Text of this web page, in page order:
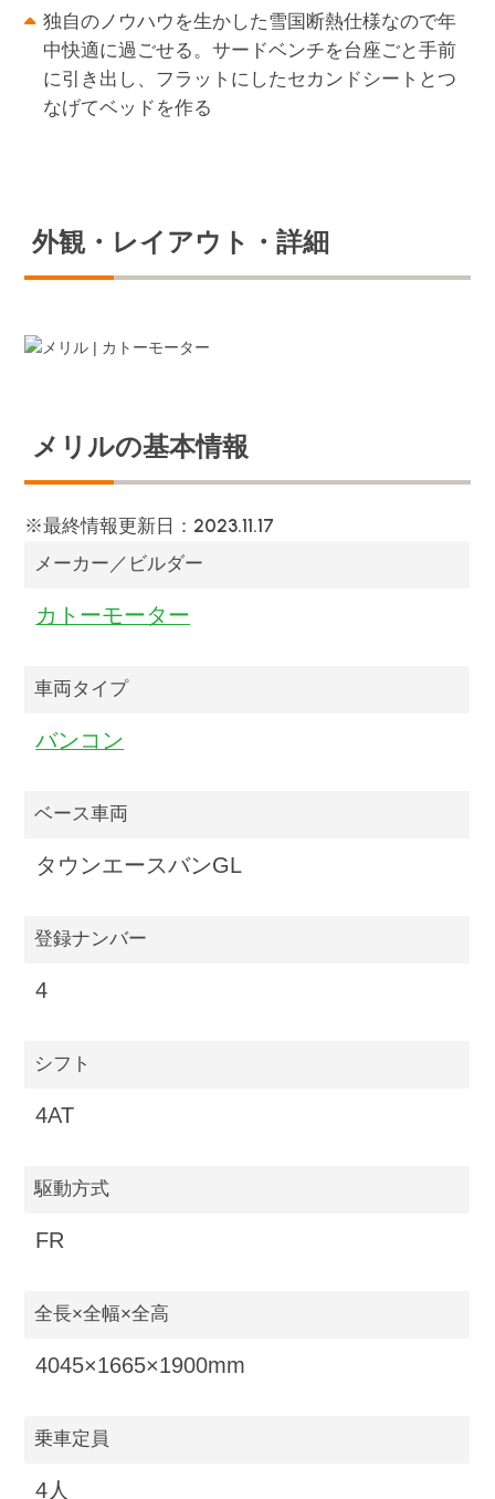
独自のノウハウを生かした雪国断熱仕様なので年
中快適に過ごせる。サードベンチを台座ごと手前
に引き出し、フラットにしたセカンドシートとつ
なげてベッドを作る
外観・レイアウト・詳細
メリルの基本情報
※最終情報更新日： 2023.11.17
メーカー／ビルダー
カトーモーター
車両タイプ
バンコン
ベース車両
タウンエースバンGL
登録ナンバー
4
シフト
4AT
駆動方式
FR
全長×全幅×全高
4045×1665×1900mm
乗車定員
4人